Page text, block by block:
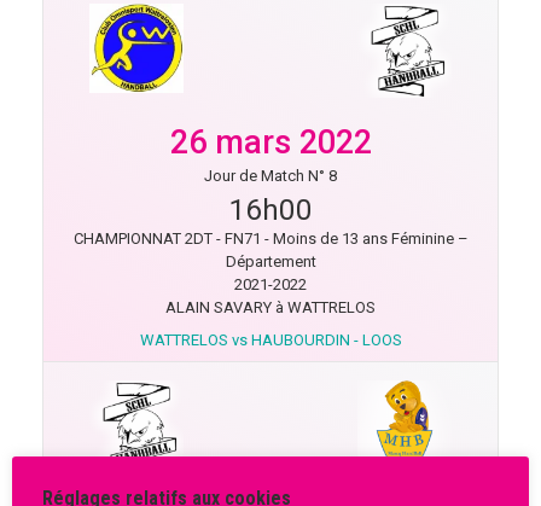
26 mars 2022
Jour de Match N° 8
16h00
CHAMPIONNAT 2DT - FN71 - Moins de 13 ans Féminine –
Département
2021-2022
ALAIN SAVARY à WATTRELOS
WATTRELOS vs HAUBOURDIN - LOOS
Réglages relatifs aux cookies